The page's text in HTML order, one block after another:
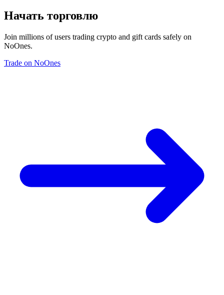
Начать торговлю
Join millions of users trading crypto and gift cards safely on
NoOnes.
Trade on NoOnes